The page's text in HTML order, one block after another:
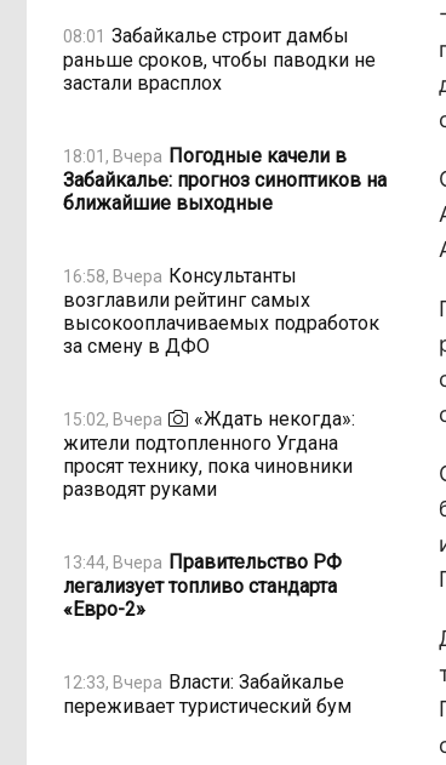
08:01 Забайкалье строит дамбы
раньше сроков, чтобы паводки не
застали врасплох
18:01, Вчера Погодные качели в
Забайкалье: прогноз синоптиков на
ближайшие выходные
16:58, Вчера Консультанты
возглавили рейтинг самых
высокооплачиваемых подработок
за смену в ДФО
15:02, Вчера
«Ждать некогда»:
жители подтопленного Угдана
просят технику, пока чиновники
разводят руками
13:44, Вчера Правительство РФ
легализует топливо стандарта
«Евро-2»
12:33, Вчера Власти: Забайкалье
переживает туристический бум